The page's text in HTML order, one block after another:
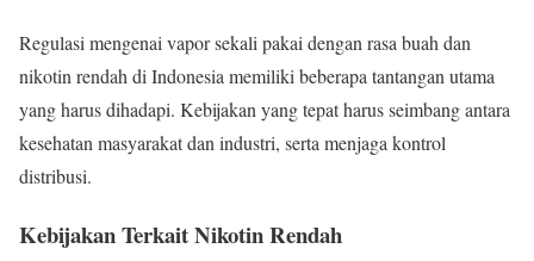
Regulasi mengenai vapor sekali pakai dengan rasa buah dan
nikotin rendah di Indonesia memiliki beberapa tantangan utama
yang harus dihadapi. Kebijakan yang tepat harus seimbang antara
kesehatan masyarakat dan industri, serta menjaga kontrol
distribusi.
Kebijakan Terkait Nikotin Rendah